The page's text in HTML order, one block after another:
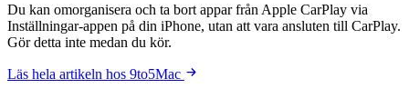
Du kan omorganisera och ta bort appar från Apple CarPlay via
Inställningar-appen på din iPhone, utan att vara ansluten till CarPlay.
Gör detta inte medan du kör.
Läs hela artikeln hos 9to5Mac